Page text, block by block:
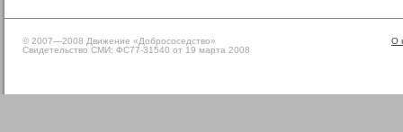
О
© 2007—2008 Движение «Добрососедство»
Свидетельство СМИ: ФС77-31540 от 19 марта 2008